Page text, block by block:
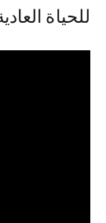
للحياة